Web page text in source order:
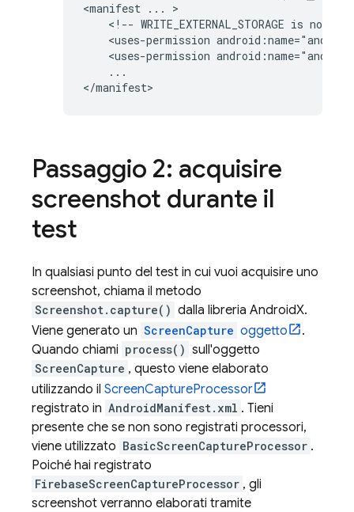
<manifest ... >
<!-- WRITE_EXTERNAL_STORAGE is not
<uses-permission
<uses-permission
    ...
</manifest>
Passaggio 2: acquisire
screenshot durante il
test
In qualsiasi punto del test in cui vuoi acquisire uno
screenshot, chiama il metodo
Screenshot.capture() dalla libreria AndroidX.
Viene generato un ScreenCapture oggetto
.
Quando chiami process() sull'oggetto
ScreenCapture , questo viene elaborato
utilizzando il ScreenCaptureProcessor
registrato in AndroidManifest.xml . Tieni
presente che se non sono registrati processori,
viene utilizzato BasicScreenCaptureProcessor .
Poiché hai registrato
FirebaseScreenCaptureProcessor , gli
screenshot verranno elaborati tramite